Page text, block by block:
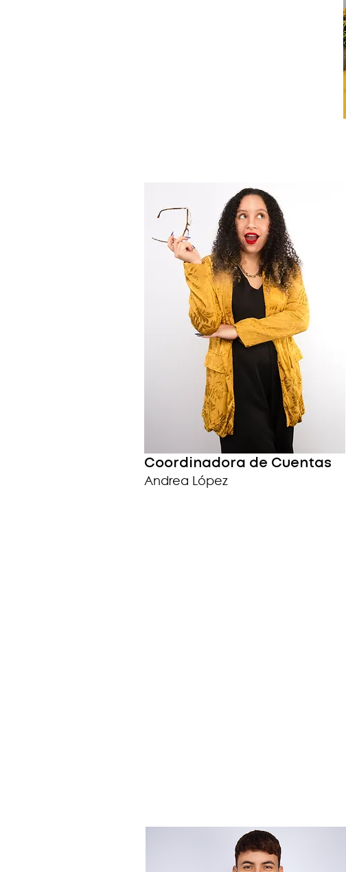
Coordinadora de Cuentas
Andrea López